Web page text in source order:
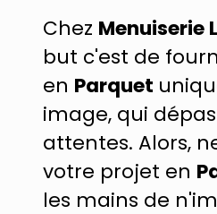
Chez Menuiserie
but c'est de
en Parquet
image, qui
attentes. Alors,
votre projet en
les mains de